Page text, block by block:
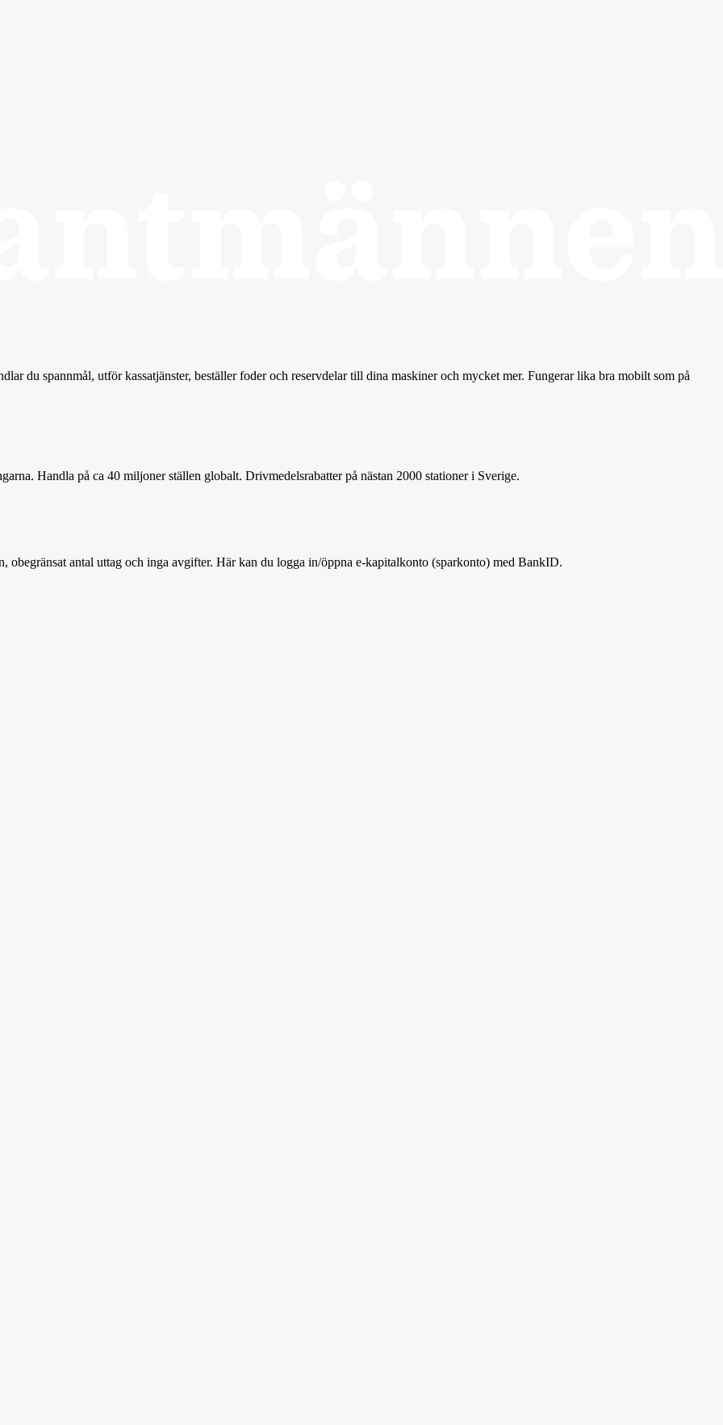
du spannmål, utför kassatjänster, beställer foder och reservdelar till dina maskiner och mycket mer. Fungerar lika bra mobilt som på
Handla på ca 40 miljoner ställen globalt. Drivmedelsrabatter på nästan 2000 stationer i Sverige.
obegränsat antal uttag och inga avgifter. Här kan du logga in/öppna e-kapitalkonto (sparkonto) med BankID.